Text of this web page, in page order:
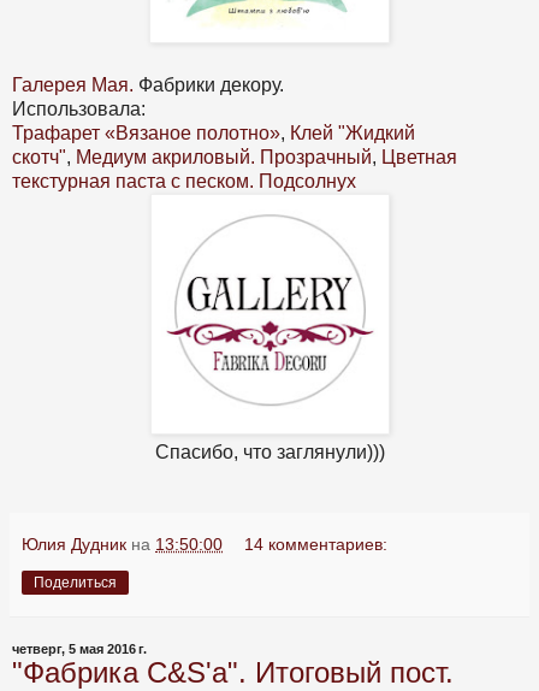
Галерея Мая. Фабрики декору.
Использовала:
Трафарет «Вязаное полотно», Клей "Жидкий
скотч", Медиум акриловый. Прозрачный, Цветная
текстурная паста с песком. Подсолнух
Спасибо, что заглянули)))
Юлия Дудник на 13:50:00 14 комментариев:
Поделиться
четверг, 5 мая 2016 г.
"Фабрика C&S'a". Итоговый пост.